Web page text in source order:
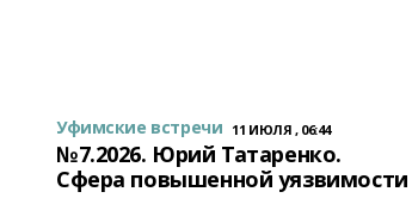
Уфимские встречи 11 ИЮЛЯ , 06:44
№7.2026. Юрий Татаренко.
Сфера повышенной уязвимости